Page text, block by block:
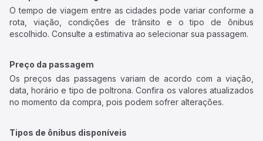
O tempo de viagem entre as cidades pode variar conforme a
rota, viação, condições de trânsito e o tipo de ônibus
escolhido. Consulte a estimativa ao selecionar sua passagem.
Preço da passagem
Os preços das passagens variam de acordo com a viação,
data, horário e tipo de poltrona. Confira os valores atualizados
no momento da compra, pois podem sofrer alterações.
Tipos de ônibus disponíveis